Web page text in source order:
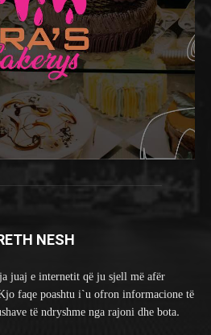
NESH
juaj e internetit që ju sjell më afër
faqe poashtu i`u ofron informacione të
të ndryshme nga rajoni dhe bota.